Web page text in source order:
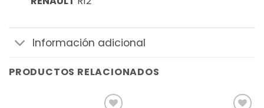
Información adicional
PRODUCTOS RELACIONADOS